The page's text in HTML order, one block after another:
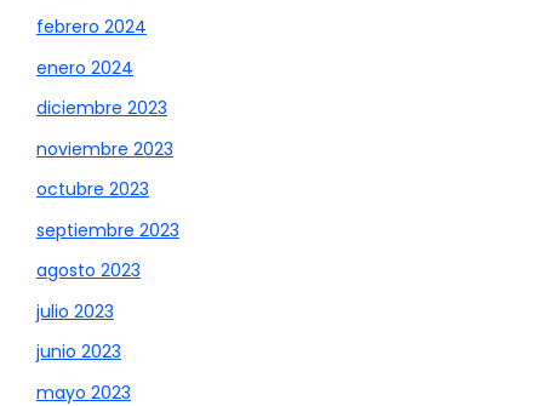
febrero 2024
enero 2024
diciembre 2023
noviembre 2023
octubre 2023
septiembre 2023
agosto 2023
julio 2023
junio 2023
mayo 2023